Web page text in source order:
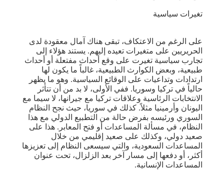
تغيرات سياسية
على الرغم من الاعتكاف، تبقى هناك آمال معقودة لدى
الحريريين على متغيرات تعيده إليهم. يستند هؤلاء إلى
تجارب سياسية تغيرت على وقع أحداث مفتعلة أو أحداث
طبيعية، وبعض الكوارث الطبيعية، غالباً ما يكون لها
ارتدادات وتداعيات على الوقائع السياسية. وهو ما يظهر
حالياً في تركيا وسوريا. ففي الأولى، لا بد من أن تتأثر
الانتخابات الرئاسية وعلاقات تركيا مع جيرانها، لا سيما مع
اليونان وأرمينيا مثلاً. كذلك في سوريا، حيث نجح النظام
السوري ورئيسه بفرض حالة من التطبيع الدولي مع هذا
النظام، في مسألة المساعدات أو فتح المعابر. هذا على
صعيد دولي، وكذلك على صعيد إقليمي من خلال
المساعدات السعودية، والتي سيسعى النظام إلى تعزيزها
أكثر، أو دفعها إلى مسار آخر بعد الزلزال، تحت عنوان
المساعدات الإنسانية.